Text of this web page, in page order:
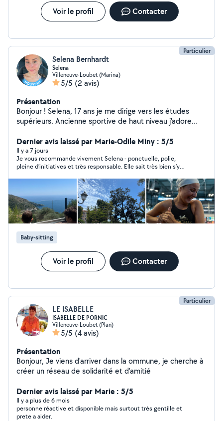
Voir le profil Contacter
Particulier
Selena Bernhardt
Selena
Villeneuve-Loubet (Marina)
5/5 (2 avis)
Présentation
Bonjour ! Selena, 17 ans je me dirige vers les études
supérieurs. Ancienne sportive de haut niveau j'adore
de 11 ans, j'ai l'habitude de m'occuper de lui ! Dans mon
club de sport j'avais l'habitude d'organiser des petites
activités avec les plus petits du groupe je trouvais ça
super amusant. J'adore trouver des activités créatives.
J'aime beaucoup lire alors j'adorerais faire la lecture si
les enfants aiment ça :)
Dernier avis laissé par Marie-Odile Miny : 5/5
Il y a 7 jours
Je vous recommande vivement Selena - ponctuelle, polie,
pleine d’initiatives et très responsable. Elle sait très bien s’y
s’occuper de nos enfants.
Baby-sitting
Voir le profil Contacter
Particulier
LE ISABELLE
ISABELLE DE PORNIC
Villeneuve-Loubet (Plan)
5/5 (4 avis)
Présentation
Bonjour, Je viens d'arriver dans la ommune, je cherche à
créer un réseau de solidarité et d'amitié
Dernier avis laissé par Marie : 5/5
Il y a plus de 6 mois
personne réactive et disponible mais surtout très gentille et
prete a aider.